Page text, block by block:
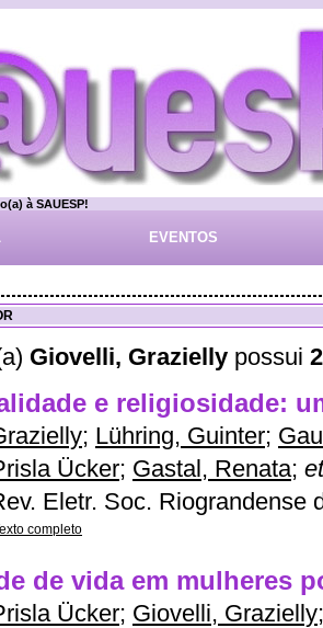
à SAUESP!
EVENTOS
Giovelli, Grazielly possui
e religiosidade:
; Lühring, Guinter;
Ücker; Gastal, Renata;
Eletr. Soc. Riograndense
completo
de vida em mulheres
Ücker; Giovelli, Grazielly